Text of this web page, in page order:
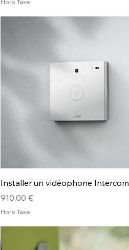
Hors Taxe
Installer un vidéophone Intercom
Prix
910,00 €
Hors Taxe